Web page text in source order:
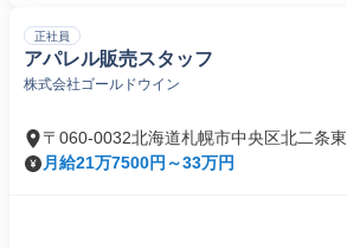
正社員
アパレル販売スタッフ
株式会社ゴールドウイン
〒060-0032北海道札幌市中央区北二条東
月給21万7500円～33万円